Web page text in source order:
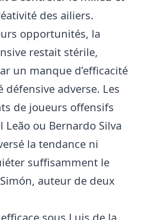
des ailiers.
opportunités, la
restait stérile,
un manque d’efficacité
défensive adverse. Les
de joueurs offensifs
Leão ou Bernardo Silva
la tendance ni
suffisamment le
auteur de deux
sous Luis de la